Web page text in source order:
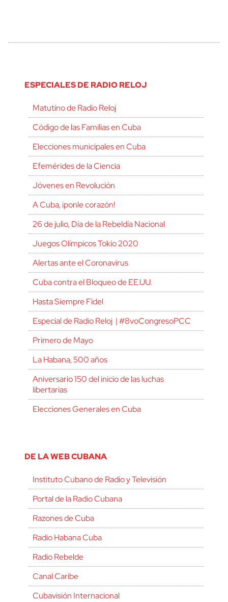
ESPECIALES DE RADIO RELOJ
Matutino de Radio Reloj
Código de las Familias en Cuba
Elecciones municipales en Cuba
Efemérides de la Ciencia
Jóvenes en Revolución
A Cuba, ¡ponle corazón!
26 de julio, Día de la Rebeldía Nacional
Juegos Olímpicos Tokio 2020
Alertas ante el Coronavirus
Cuba contra el Bloqueo de EE.UU.
Hasta Siempre Fidel
Especial de Radio Reloj | #8voCongresoPCC
Primero de Mayo
La Habana, 500 años
Aniversario 150 del inicio de las luchas
libertarias
Elecciones Generales en Cuba
DE LA WEB CUBANA
Instituto Cubano de Radio y Televisión
Portal de la Radio Cubana
Razones de Cuba
Radio Habana Cuba
Radio Rebelde
Canal Caribe
Cubavisión Internacional